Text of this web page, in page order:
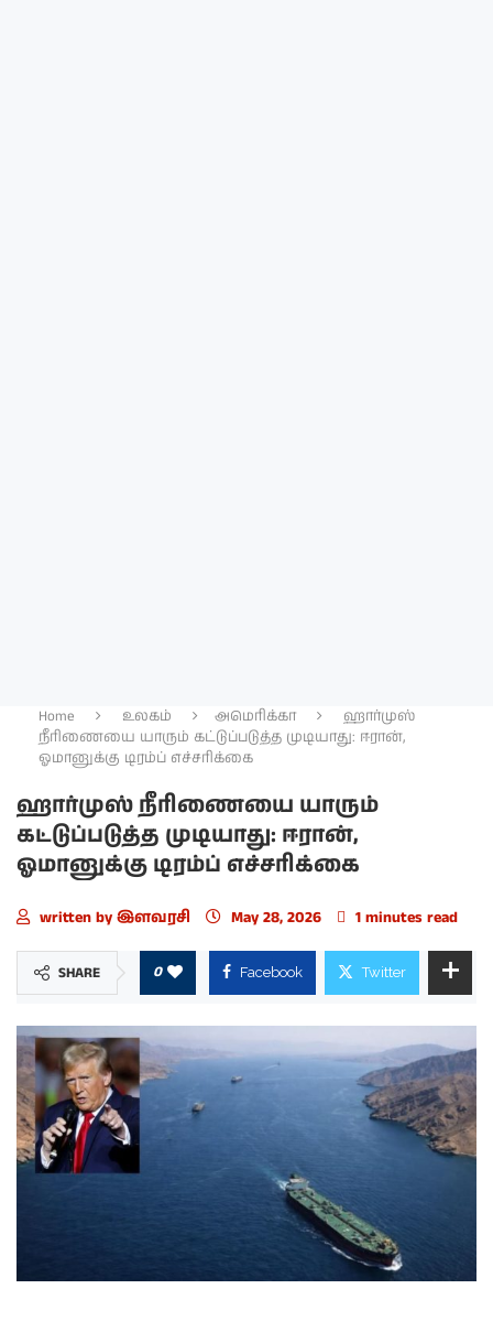
Home உலகம் அமெரிக்கா
ஹார்முஸ்
நீரிணையை யாரும் கட்டுப்படுத்த முடியாது: ஈரான்,
ஓமானுக்கு டிரம்ப் எச்சரிக்கை
ஹார்முஸ் நீரிணையை யாரும்
கட்டுப்படுத்த முடியாது: ஈரான்,
ஓமானுக்கு டிரம்ப் எச்சரிக்கை
written by இளவரசி May 28, 2026 1 minutes read
SHARE 0 Facebook Twitter